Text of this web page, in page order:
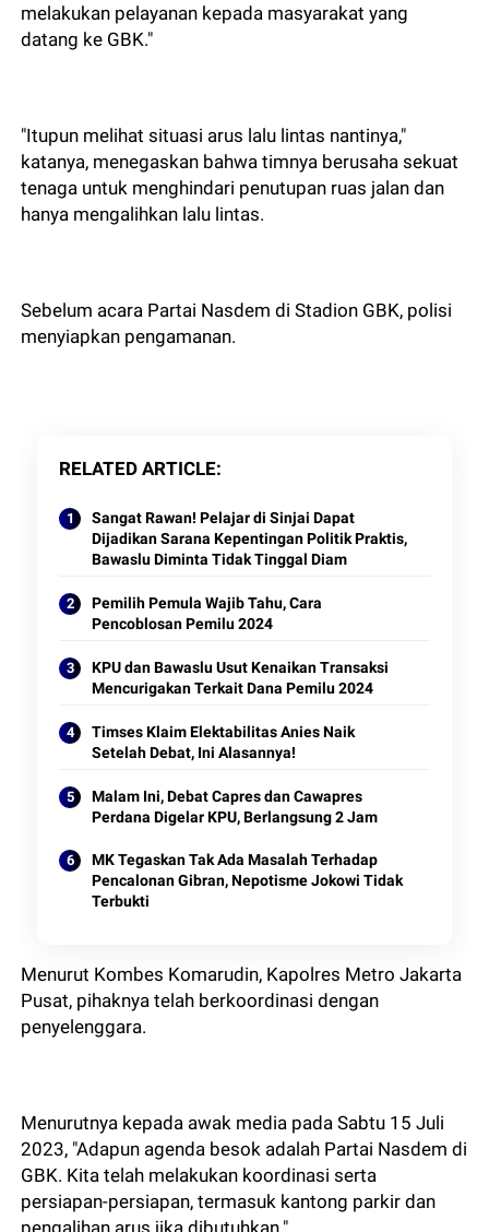
melakukan pelayanan kepada masyarakat yang
datang ke GBK."
"Itupun melihat situasi arus lalu lintas nantinya,"
katanya, menegaskan bahwa timnya berusaha sekuat
tenaga untuk menghindari penutupan ruas jalan dan
hanya mengalihkan lalu lintas.
Sebelum acara Partai Nasdem di Stadion GBK, polisi
menyiapkan pengamanan.
RELATED ARTICLE
Sangat Rawan! Pelajar di Sinjai Dapat
Dijadikan Sarana Kepentingan Politik Praktis,
Bawaslu Diminta Tidak Tinggal Diam
Pemilih Pemula Wajib Tahu, Cara
Pencoblosan Pemilu 2024
KPU dan Bawaslu Usut Kenaikan Transaksi
Mencurigakan Terkait Dana Pemilu 2024
Timses Klaim Elektabilitas Anies Naik
Setelah Debat, Ini Alasannya!
Malam Ini, Debat Capres dan Cawapres
Perdana Digelar KPU, Berlangsung 2 Jam
MK Tegaskan Tak Ada Masalah Terhadap
Pencalonan Gibran, Nepotisme Jokowi Tidak
Terbukti
Menurut Kombes Komarudin, Kapolres Metro Jakarta
Pusat, pihaknya telah berkoordinasi dengan
penyelenggara.
Menurutnya kepada awak media pada Sabtu 15 Juli
2023, "Adapun agenda besok adalah Partai Nasdem di
GBK. Kita telah melakukan koordinasi serta
persiapan-persiapan, termasuk kantong parkir dan